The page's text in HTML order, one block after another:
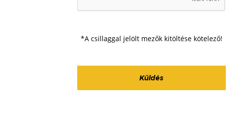
*A csillaggal jelölt mezők kitöltése kötelező!